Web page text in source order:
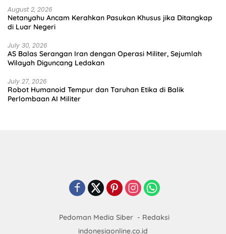
August 2, 2026
Netanyahu Ancam Kerahkan Pasukan Khusus jika Ditangkap
di Luar Negeri
July 30, 2026
AS Balas Serangan Iran dengan Operasi Militer, Sejumlah
Wilayah Diguncang Ledakan
July 27, 2026
Robot Humanoid Tempur dan Taruhan Etika di Balik
Perlombaan AI Militer
Pedoman Media Siber
Redaksi
indonesiaonline.co.id